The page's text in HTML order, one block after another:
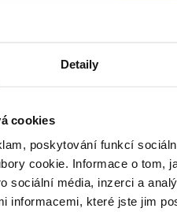
Detaily
cookies
poskytování funkcí
cookie. Informace o tom,
sociální média, inzerci a
informacemi, které jste jim